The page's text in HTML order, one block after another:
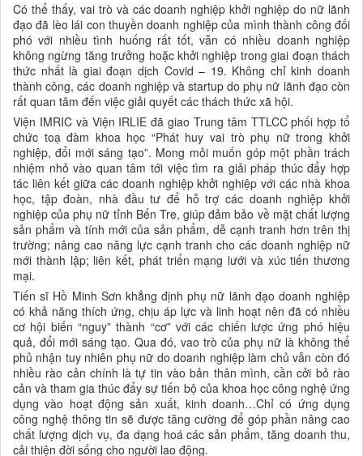
Có thể thấy, vai trò và các doanh nghiệp khởi nghiệp do nữ lãnh
đạo đã lèo lái con thuyền doanh nghiệp của mình thành công đối
phó với nhiều tình huống rất tốt, vẫn có nhiều doanh nghiệp
không ngừng tăng trưởng hoặc khởi nghiệp trong giai đoạn thách
thức nhất là giai đoạn dịch Covid – 19. Không chỉ kinh doanh
thành công, các doanh nghiệp và startup do phụ nữ lãnh đạo còn
rất quan tâm đến việc giải quyết các thách thức xã hội.
Viện IMRIC và Viện IRLIE đã giao Trung tâm TTLCC phối hợp tổ
chức toạ đàm khoa học “Phát huy vai trò phụ nữ trong khởi
nghiệp, đổi mới sáng tạo”. Mong mỏi muốn góp một phần trách
nhiệm nhỏ vào quan tâm tới việc tìm ra giải pháp thúc đẩy hợp
tác liên kết giữa các doanh nghiệp khởi nghiệp với các nhà khoa
học, tập đoàn, nhà đầu tư để hỗ trợ các doanh nghiệp khởi
nghiệp của phụ nữ tỉnh Bến Tre, giúp đảm bảo về mặt chất lượng
sản phẩm và tính mới của sản phẩm, dễ cạnh tranh hơn trên thị
trường; nâng cao năng lực cạnh tranh cho các doanh nghiệp nữ
mới thành lập; liên kết, phát triển mạng lưới và xúc tiến thương
mại.
Tiến sĩ Hồ Minh Sơn khẳng định phụ nữ lãnh đạo doanh nghiệp
có khả năng thích ứng, chịu áp lực và linh hoạt nên đã có nhiều
cơ hội biến “nguy” thành “cơ” với các chiến lược ứng phó hiệu
quả, đổi mới sáng tạo. Qua đó, vao trò của phụ nữ là không thể
phủ nhận tuy nhiên phụ nữ do doanh nghiệp làm chủ vẫn còn đó
nhiều rào cản chính là tự tin vào bản thân mình, cần cởi bỏ rào
cản và tham gia thúc đẩy sự tiến bộ của khoa học công nghệ ứng
dụng vào hoạt động sản xuất, kinh doanh…Chỉ có ứng dụng
công nghệ thông tin sẽ được tăng cường để góp phần nâng cao
chất lượng dịch vụ, đa dạng hoá các sản phẩm, tăng doanh thu,
cải thiện đời sống cho người lao động.